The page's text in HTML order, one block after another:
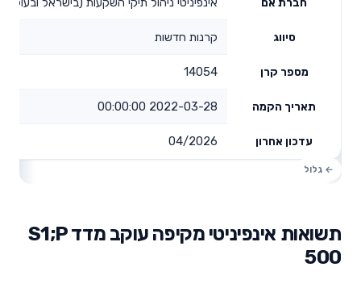
סיווג קרנות חדשות
מספר קרן 14054
תאריך הקמה 2022-03-28 00:00:00
עדכון אחרון 04/2026
תשואות אינפיניטי מקיפה עוקב מדד S1;P
500